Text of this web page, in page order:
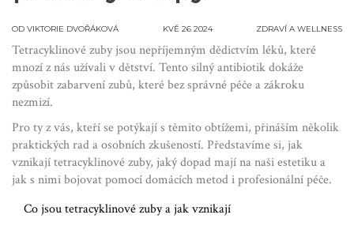
OD VIKTORIE DVOŘÁKOVÁ KVĚ 26 2024 ZDRAVÍ A WELLNESS
Tetracyklinové zuby jsou nepříjemným dědictvím léků, které
mnozí z nás užívali v dětství. Tento silný antibiotik dokáže
způsobit zabarvení zubů, které bez správné péče a zákroku
nezmizí.
Pro ty z vás, kteří se potýkají s těmito obtížemi, přináším několik
praktických rad a osobních zkušeností. Představíme si, jak
vznikají tetracyklinové zuby, jaký dopad mají na naši estetiku a
jak s nimi bojovat pomocí domácích metod i profesionální péče.
Co jsou tetracyklinové zuby a jak vznikají